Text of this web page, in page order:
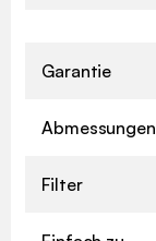
Garantie
Abmessungen
Filter